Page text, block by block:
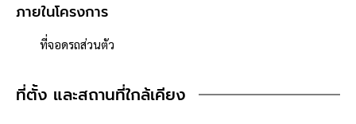
▪️ ทาวน์เฮ้าส์ 3 ชั้น หน้ากว้าง 4 เมตร ลึก 20.35 เมตร
▪️ 3 ห้องนอน
▪️ 1 ห้องครัว
ภายในโครงการ
ที่จอดรถส่วนตัว
ที่ตั้ง และสถานที่ใกล้เคียง